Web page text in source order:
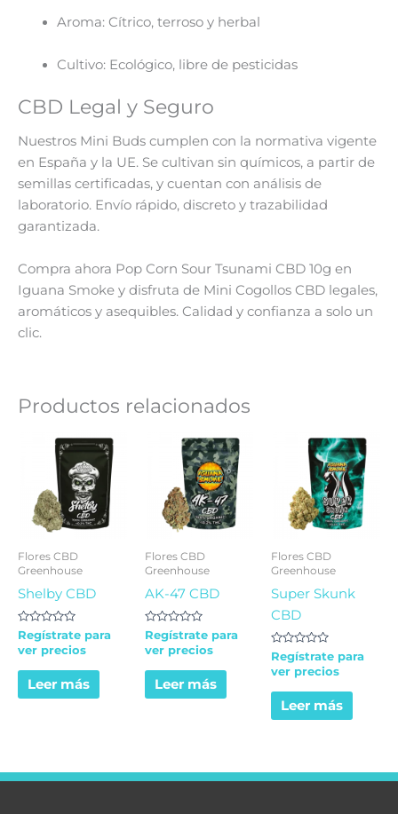
Aroma: Cítrico, terroso y herbal
Cultivo: Ecológico, libre de pesticidas
CBD Legal y Seguro
Nuestros Mini Buds cumplen con la normativa vigente
en España y la UE. Se cultivan sin químicos, a partir de
semillas certificadas, y cuentan con análisis de
laboratorio. Envío rápido, discreto y trazabilidad
garantizada.
Compra ahora Pop Corn Sour Tsunami CBD 10g en
Iguana Smoke y disfruta de Mini Cogollos CBD legales,
aromáticos y asequibles. Calidad y confianza a solo un
clic.
Productos relacionados
Flores CBD
Greenhouse
Shelby CBD
Valorado
en
0
5
Regístrate para
ver precios
Leer más
Flores CBD
Greenhouse
AK-47 CBD
Valorado
en
0
5
Regístrate para
ver precios
Leer más
Flores CBD
Greenhouse
Super Skunk
CBD
Valorado
en
0
5
Regístrate para
ver precios
Leer más